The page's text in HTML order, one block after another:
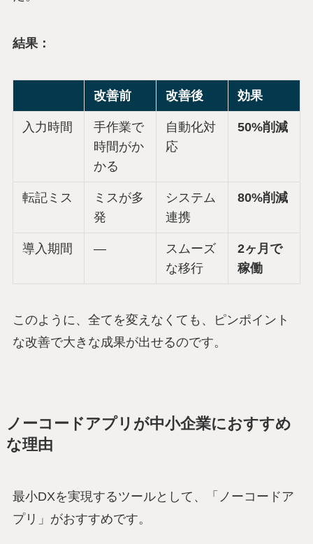
結果：
改善前 改善後 効果
入力時間
手作業で
時間がか
かる
自動化対
応
50%削減
転記ミス
ミスが多
発
システム
連携
80%削減
導入期間 ―
スムーズ
な移行
2ヶ月で
稼働
このように、全てを変えなくても、ピンポイント
な改善で大きな成果が出せるのです。
ノーコードアプリが中小企業におすすめ
な理由
最小DXを実現するツールとして、「ノーコードア
プリ」がおすすめです。